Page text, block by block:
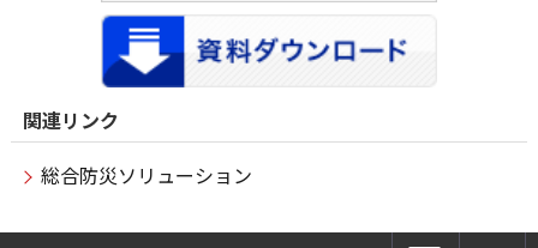
関連リンク
総合防災ソリューション